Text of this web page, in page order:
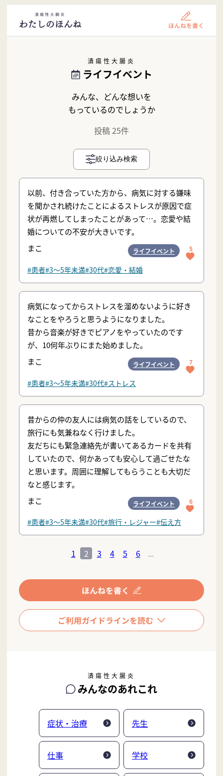
潰瘍性大腸炎
ライフイベント
みんな、どんな想いを
もっているのでしょうか
投稿 25件
絞り込み検索
以前、付き合っていた方から、病気に対する嫌味
を聞かされ続けたことによるストレスが原因で症
状が再燃してしまったことがあって…。恋愛や結
婚についての不安が大きいです。
まこ
ライフイベント 5
#患者#3〜5年未満#30代#恋愛・結婚
病気になってからストレスを溜めないように好き
なことをやろうと思うようになりました。
昔から音楽が好きでピアノをやっていたのです
が、10何年ぶりにまた始めました。
まこ
ライフイベント 7
#患者#3〜5年未満#30代#ストレス
昔からの仲の友人には病気の話をしているので、
旅行にも気兼ねなく行けました。
友だちにも緊急連絡先が書いてあるカードを共有
していたので、何かあっても安心して過ごせたな
と思います。周囲に理解してもらうことも大切だ
なと感じます。
まこ
ライフイベント 6
#患者#3〜5年未満#30代#旅行・レジャー#伝え方
1 2 3 4 5 6 ...
潰瘍性大腸炎
みんなのあれこれ
症状・治療 先生
仕事 学校